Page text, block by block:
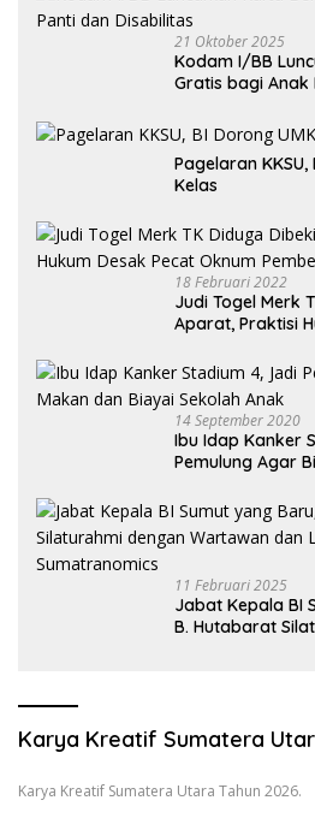
21 Oktober 2025
Kodam I/BB
Gratis bagi Anak
Pagelaran KKSU,
Kelas
18 Februari 2022
Judi Togel Merk
Aparat, Praktisi
14 September 2020
Ibu Idap Kanker
Pemulung Agar
11 Februari 2025
Jabat Kepala BI
B. Hutabarat
Karya Kreatif Sumatera
Karya Kreatif Sumatera Utara Tahun 2026.